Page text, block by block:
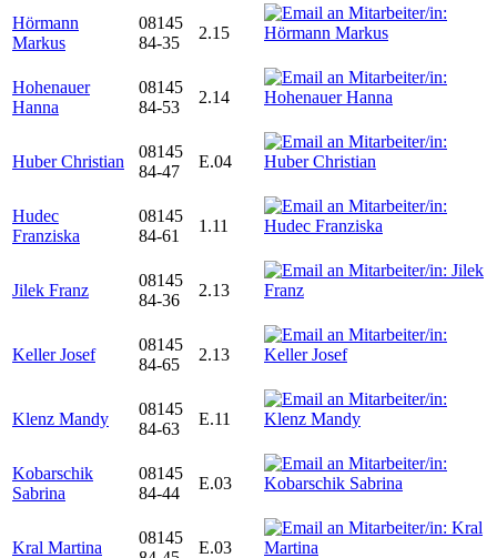
Hörmann
Markus
08145
84-35
2.15
Hohenauer
Hanna
08145
84-53
2.14
Huber Christian
08145
84-47
E.04
Hudec
Franziska
08145
84-61
1.11
Jilek Franz
08145
84-36
2.13
Keller Josef
08145
84-65
2.13
Klenz Mandy
08145
84-63
E.11
Kobarschik
Sabrina
08145
84-44
E.03
Kral Martina
08145
E.03